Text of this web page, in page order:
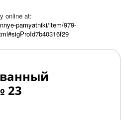
online at:
pamyatniki/item/979-
23